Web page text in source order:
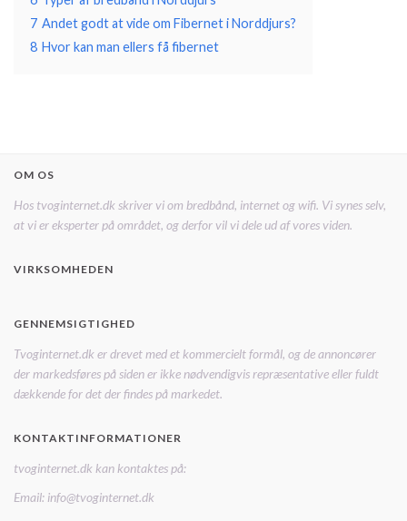
7 Andet godt at vide om Fibernet i Norddjurs?
8 Hvor kan man ellers få fibernet
OM OS
Hos tvoginternet.dk skriver vi om bredbånd, internet og wifi. Vi synes selv,
at vi er eksperter på området, og derfor vil vi dele ud af vores viden.
VIRKSOMHEDEN
GENNEMSIGTIGHED
Tvoginternet.dk er drevet med et kommercielt formål, og de annoncører
der markedsføres på siden er ikke nødvendigvis repræsentative eller fuldt
dækkende for det der findes på markedet.
KONTAKTINFORMATIONER
tvoginternet.dk kan kontaktes på:
Email: info@tvoginternet.dk